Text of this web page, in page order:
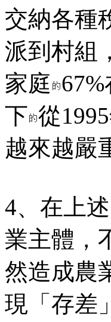
交納各種
派到村組
家庭
下 從
越來越嚴
4、在上
業主體，
然造成農
現「存差